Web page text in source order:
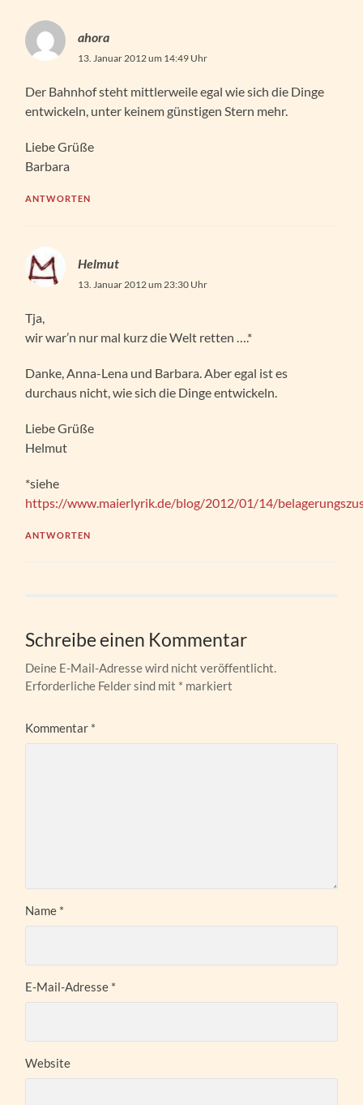
ahora
13. Januar 2012 um 14:49 Uhr
Der Bahnhof steht mittlerweile egal wie sich die Dinge
entwickeln, unter keinem günstigen Stern mehr.
Liebe Grüße
Barbara
ANTWORTEN
Helmut
13. Januar 2012 um 23:30 Uhr
Tja,
wir war’n nur mal kurz die Welt retten ….*
Danke, Anna-Lena und Barbara. Aber egal ist es
durchaus nicht, wie sich die Dinge entwickeln.
Liebe Grüße
Helmut
*siehe
https://www.maierlyrik.de/blog/2012/01/14/
ANTWORTEN
Schreibe einen Kommentar
Deine E-Mail-Adresse wird nicht veröffentlicht.
Erforderliche Felder sind mit * markiert
Kommentar *
Name *
E-Mail-Adresse *
Website